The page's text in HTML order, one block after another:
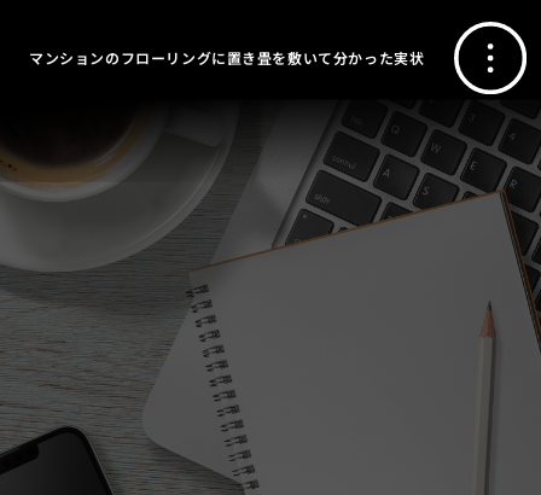
マンションのフローリングに置き畳を敷いて分かった実状